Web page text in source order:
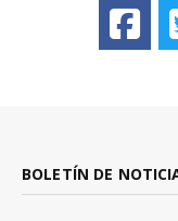
BOLETÍN DE